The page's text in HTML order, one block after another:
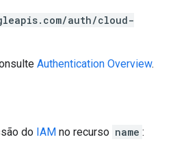
auth/cloud-
Authentication Overview.
do IAM no recurso name :